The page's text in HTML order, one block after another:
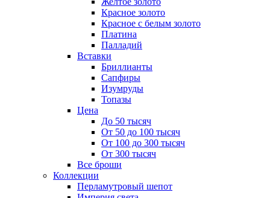
Красное золото
Красное с белым золото
Платина
Палладий
Вставки
Бриллианты
Сапфиры
Изумруды
Топазы
Цена
До 50 тысяч
От 50 до 100 тысяч
От 100 до 300 тысяч
От 300 тысяч
Все броши
Коллекции
Перламутровый шепот